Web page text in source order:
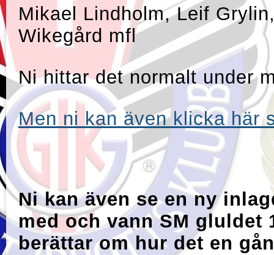
Mikael Lindholm, Leif
Wikegård mfl
Ni hittar det normalt under
Men ni kan även klicka här
Ni kan även se en ny
med och vann SM gluldet
berättar om hur det en